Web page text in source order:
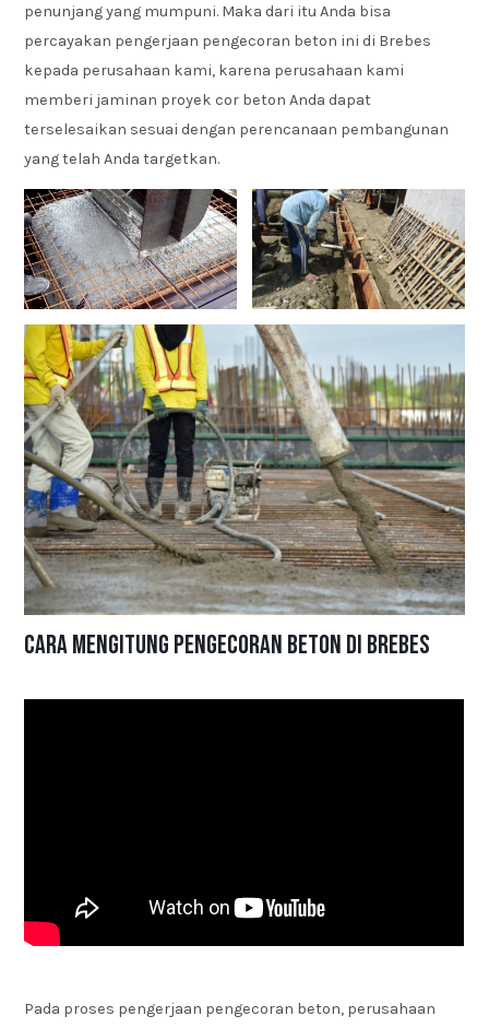
penunjang yang mumpuni. Maka dari itu Anda bisa
percayakan pengerjaan pengecoran beton ini di Brebes
kepada perusahaan kami, karena perusahaan kami
memberi jaminan proyek cor beton Anda dapat
terselesaikan sesuai dengan perencanaan pembangunan
yang telah Anda targetkan.
Cara Mengitung Pengecoran Beton di Brebes
Pada proses pengerjaan pengecoran beton, perusahaan